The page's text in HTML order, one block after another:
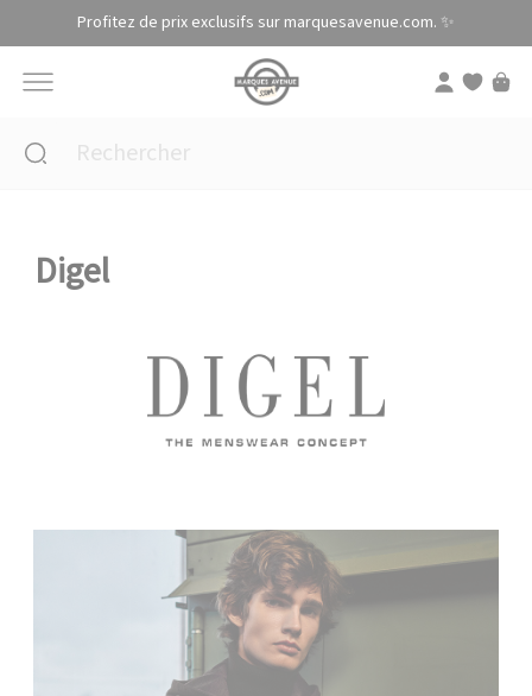
Profitez de prix exclusifs sur marquesavenue.com. ✨
Digel
Panneau de gestion des cookies